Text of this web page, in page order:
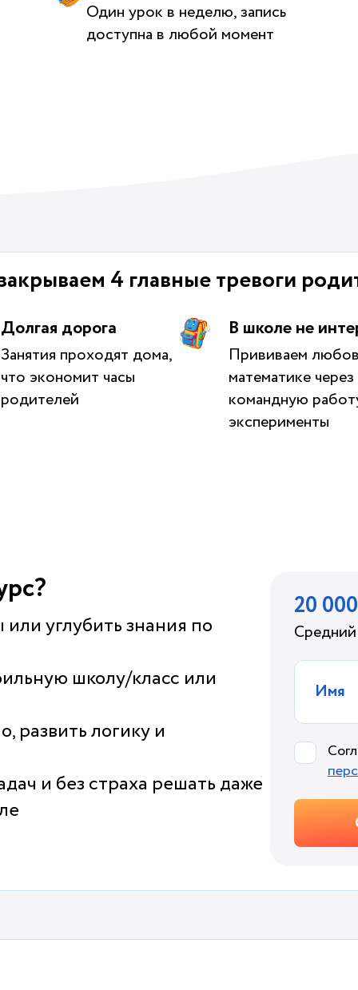
Один урок в неделю, запись
доступна в любой момент
4 главные тревоги
Долгая дорога
Занятия проходят дома,
что экономит часы
родителей
В школе не
Прививаем
математике
командную
эксперименты
углубить знания по
школу/класс или
развить логику и
и без страха решать даже
20
Имя